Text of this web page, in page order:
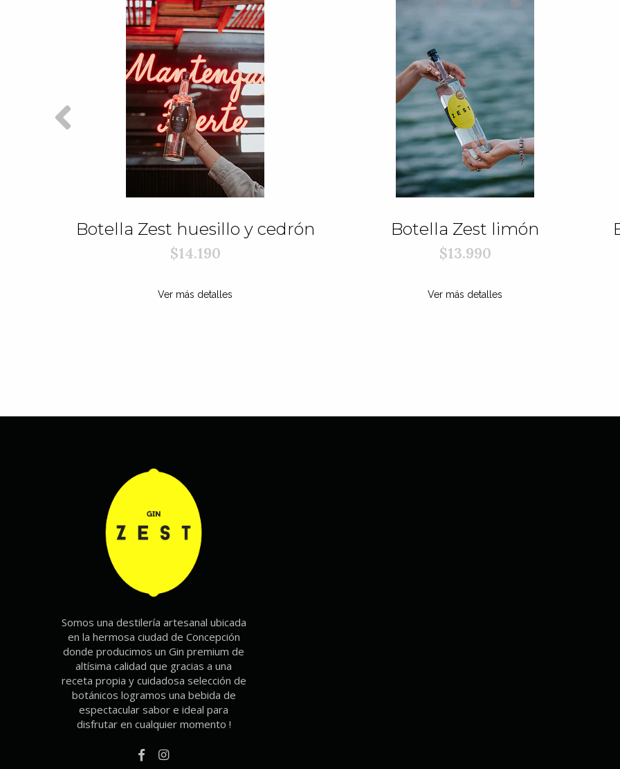
Botella Zest huesillo y cedrón
$14.190
Ver más detalles
Botella Zest limón
$13.990
Ver más detalles
Somos una destilería artesanal ubicada
en la hermosa ciudad de Concepción
donde producimos un Gin premium de
altísima calidad que gracias a una
receta propia y cuidadosa selección de
botánicos logramos una bebida de
espectacular sabor e ideal para
disfrutar en cualquier momento !